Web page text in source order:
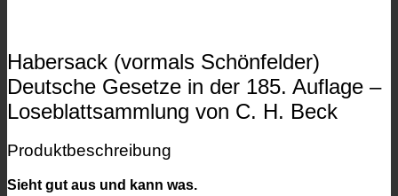
Habersack (vormals Schönfelder)
Deutsche Gesetze in der 185. Auflage –
Loseblattsammlung von C. H. Beck
Produktbeschreibung
Sieht gut aus und kann was.